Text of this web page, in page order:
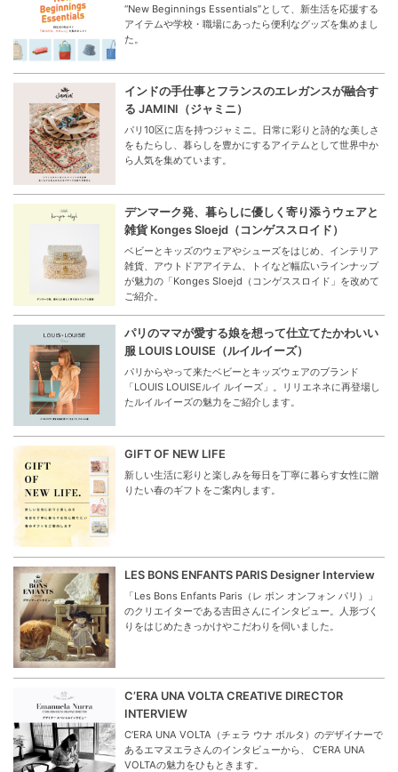
“New Beginnings Essentials”として、新生活を応援する
アイテムや学校・職場にあったら便利なグッズを集めまし
た。
インドの手仕事とフランスのエレガンスが融合す
る JAMINI（ジャミニ）
パリ10区に店を持つジャミニ。日常に彩りと詩的な美しさ
をもたらし、暮らしを豊かにするアイテムとして世界中か
ら人気を集めています。
デンマーク発、暮らしに優しく寄り添うウェアと
雑貨 Konges Sloejd（コンゲススロイド）
ベビーとキッズのウェアやシューズをはじめ、インテリア
雑貨、アウトドアアイテム、トイなど幅広いラインナップ
が魅力の「Konges Sloejd（コンゲススロイド」を改めて
ご紹介。
パリのママが愛する娘を想って仕立てたかわいい
服 LOUIS LOUISE（ルイルイーズ）
パリからやって来たベビーとキッズウェアのブランド
「LOUIS LOUISEルイ ルイーズ」。リリエネネに再登場し
たルイルイーズの魅力をご紹介します。
GIFT OF NEW LIFE
新しい生活に彩りと楽しみを毎日を丁寧に暮らす女性に贈
りたい春のギフトをご案内します。
LES BONS ENFANTS PARIS Designer Interview
「Les Bons Enfants Paris（レ ボン オンフォン パリ）」
のクリエイターである吉田さんにインタビュー。人形づく
りをはじめたきっかけやこだわりを伺いました。
C’ERA UNA VOLTA CREATIVE DIRECTOR
INTERVIEW
C’ERA UNA VOLTA（チェラ ウナ ボルタ）のデザイナーで
あるエマヌエラさんのインタビューから、 C’ERA UNA
VOLTAの魅力をひもときます。